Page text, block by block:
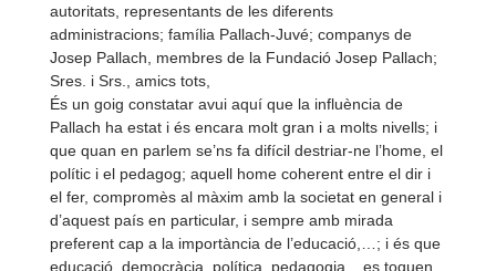
autoritats, representants de les diferents
administracions; família Pallach-Juvé; companys de
Josep Pallach, membres de la Fundació Josep Pallach;
Sres. i Srs., amics tots,
És un goig constatar avui aquí que la influència de
Pallach ha estat i és encara molt gran i a molts nivells; i
que quan en parlem se’ns fa difícil destriar-ne l’home, el
polític i el pedagog; aquell home coherent entre el dir i
el fer, compromès al màxim amb la societat en general i
d’aquest país en particular, i sempre amb mirada
preferent cap a la importància de l’educació,…; i és que
educació, democràcia, política, pedagogia,.. es toquen.